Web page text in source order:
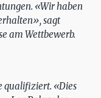
«Wir haben
sagt
am Wettbewerb.
qualifiziert. «Dies